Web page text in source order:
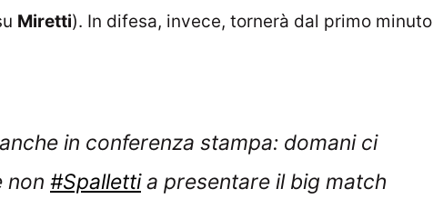
Miretti). In difesa, invece, tornerà dal primo minuto
in conferenza stampa: domani ci
non #Spallettia presentare il big match